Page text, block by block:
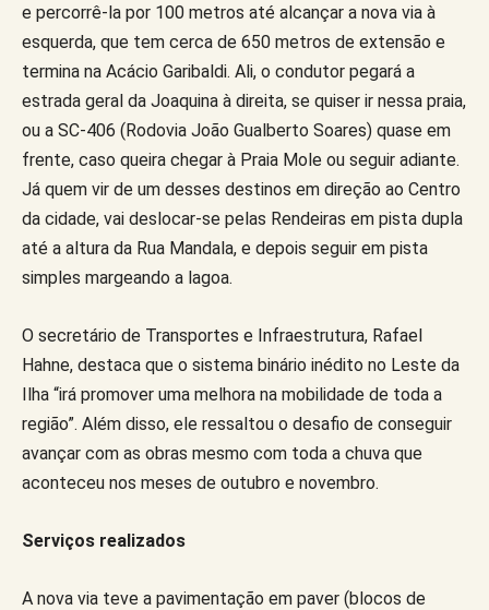
e percorrê-la por 100 metros até alcançar a nova via à
esquerda, que tem cerca de 650 metros de extensão e
termina na Acácio Garibaldi. Ali, o condutor pegará a
estrada geral da Joaquina à direita, se quiser ir nessa praia,
ou a SC-406 (Rodovia João Gualberto Soares) quase em
frente, caso queira chegar à Praia Mole ou seguir adiante.
Já quem vir de um desses destinos em direção ao Centro
da cidade, vai deslocar-se pelas Rendeiras em pista dupla
até a altura da Rua Mandala, e depois seguir em pista
simples margeando a lagoa.
O secretário de Transportes e Infraestrutura, Rafael
Hahne, destaca que o sistema binário inédito no Leste da
Ilha “irá promover uma melhora na mobilidade de toda a
região”. Além disso, ele ressaltou o desafio de conseguir
avançar com as obras mesmo com toda a chuva que
aconteceu nos meses de outubro e novembro.
Serviços realizados
A nova via teve a pavimentação em paver (blocos de